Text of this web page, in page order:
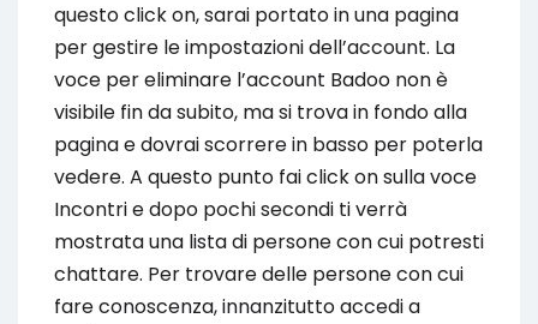
questo click on, sarai portato in una pagina
per gestire le impostazioni dell’account. La
voce per eliminare l’account Badoo non è
visibile fin da subito, ma si trova in fondo alla
pagina e dovrai scorrere in basso per poterla
vedere. A questo punto fai click on sulla voce
Incontri e dopo pochi secondi ti verrà
mostrata una lista di persone con cui potresti
chattare. Per trovare delle persone con cui
fare conoscenza, innanzitutto accedi a